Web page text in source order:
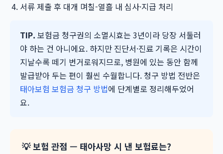
서류 제출 후 대개 며칠-열흘 내 심사·지급 처리
TIP. 보험금 청구권의 소멸시효는 3년이라 당장 서둘러
야 하는 건 아니에요. 하지만 진단서·진료 기록은 시간이
지날수록 떼기 번거로워지므로, 병원에 있는 동안 함께
발급받아 두는 편이 훨씬 수월합니다. 청구 방법 전반은
태아보험 보험금 청구 방법에 단계별로 정리해두었어
요.
💡 보험 관점 — 태아사망 시 낸 보험료는?